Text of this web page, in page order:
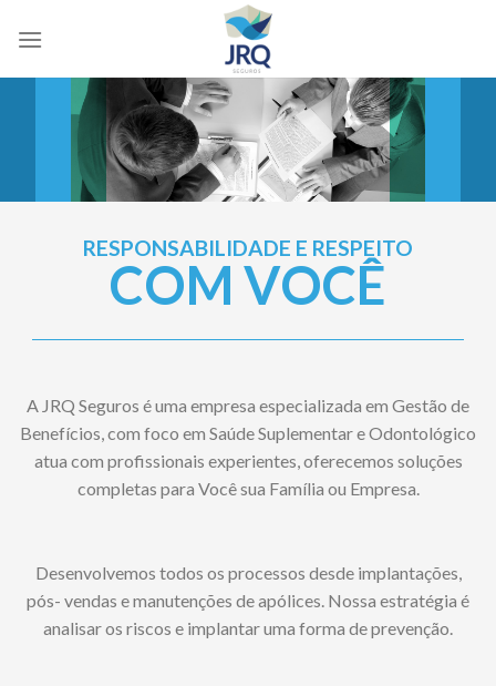
RESPONSABILIDADE E RESPEITO
COM VOCÊ
A JRQ Seguros é uma empresa especializada em Gestão de
Benefícios, com foco em Saúde Suplementar e Odontológico
atua com profissionais experientes, oferecemos soluções
completas para Você sua Família ou Empresa.
Desenvolvemos todos os processos desde implantações,
pós- vendas e manutenções de apólices. Nossa estratégia é
analisar os riscos e implantar uma forma de prevenção.